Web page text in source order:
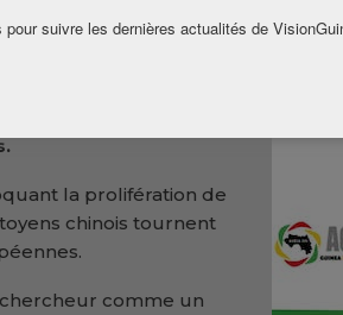
d’études de
de l’Afrique de
analyse sans
portant sur les
la prolifération de
chinois tournent
comme un
suivre les dernières actualités de